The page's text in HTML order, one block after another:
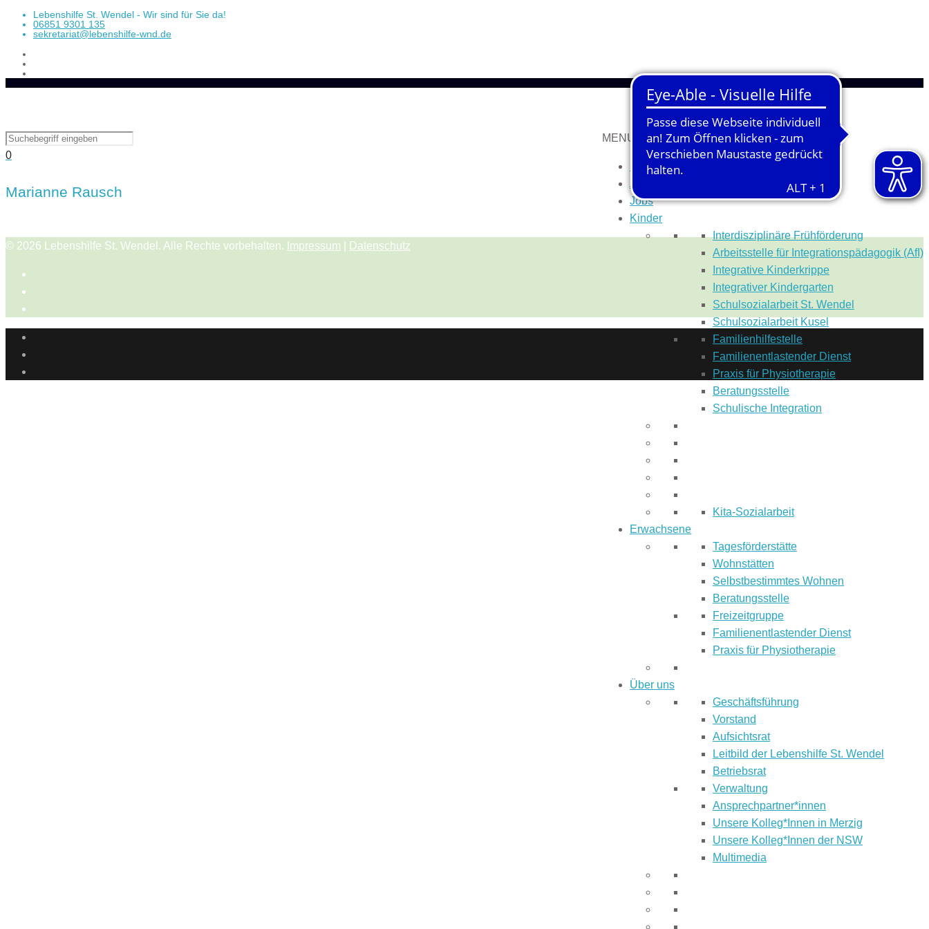
Lebenshilfe St. Wendel - Wir sind für Sie da!
06851 9301 135
sekretariat@lebenshilfe-wnd.de
MENU MENU
Start
Aktuelles
Jobs
Kinder
Inter­dis­ziplinäre Früh­­förderung
Arbeitsstelle für Integrationspädagogik (AfI)
Integrative Kinderkrippe
Integrativer Kindergarten
Schulsozialarbeit St. Wendel
Schulsozialarbeit Kusel
Familienhilfestelle
Familienentlastender Dienst
Praxis für Physiotherapie
Beratungsstelle
Schulische Integration
Kita-Sozialarbeit
Erwachsene
Tagesförderstätte
Wohnstätten
Selbstbestimmtes Wohnen
Beratungsstelle
Freizeitgruppe
Familienentlastender Dienst
Praxis für Physiotherapie
Über uns
Geschäftsführung
Vorstand
Aufsichtsrat
Leitbild der Lebenshilfe St. Wendel
Betriebsrat
Verwaltung
Ansprechpartner*innen
Unsere Kolleg*Innen in Merzig
Unsere Kolleg*Innen der NSW
Multimedia
0
Marianne Rausch
© 2026 Lebenshilfe St. Wendel. Alle Rechte vorbehalten. Impressum Datenschutz